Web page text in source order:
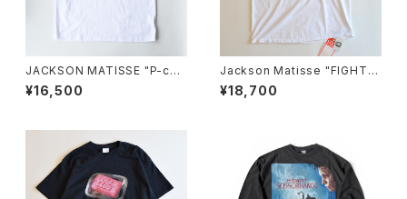
JACKSON MATISSE "P-cha
n Tee"
¥16,500
Jackson Matisse "FIGHT C
LUB Tee" White
¥18,700